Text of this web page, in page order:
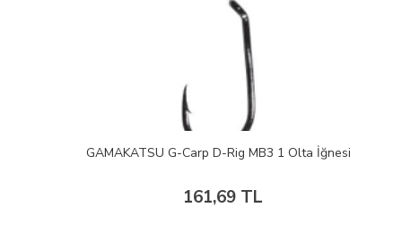
GAMAKATSU G-Carp D-Rig MB3 1 Olta İğnesi
161,69 TL